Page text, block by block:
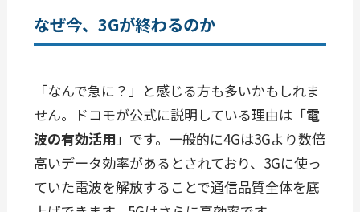
なぜ今、3Gが終わるのか
「なんで急に？」と感じる方も多いかもしれま
せん。ドコモが公式に説明している理由は「電
波の有効活用」です。一般的に4Gは3Gより数倍
高いデータ効率があるとされており、3Gに使っ
ていた電波を解放することで通信品質全体を底